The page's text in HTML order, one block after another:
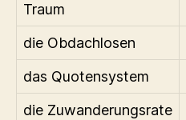
Traum
die Obdachlosen
das Quotensystem
die Zuwanderungsrate